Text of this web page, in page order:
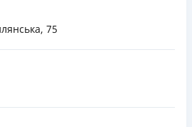
75